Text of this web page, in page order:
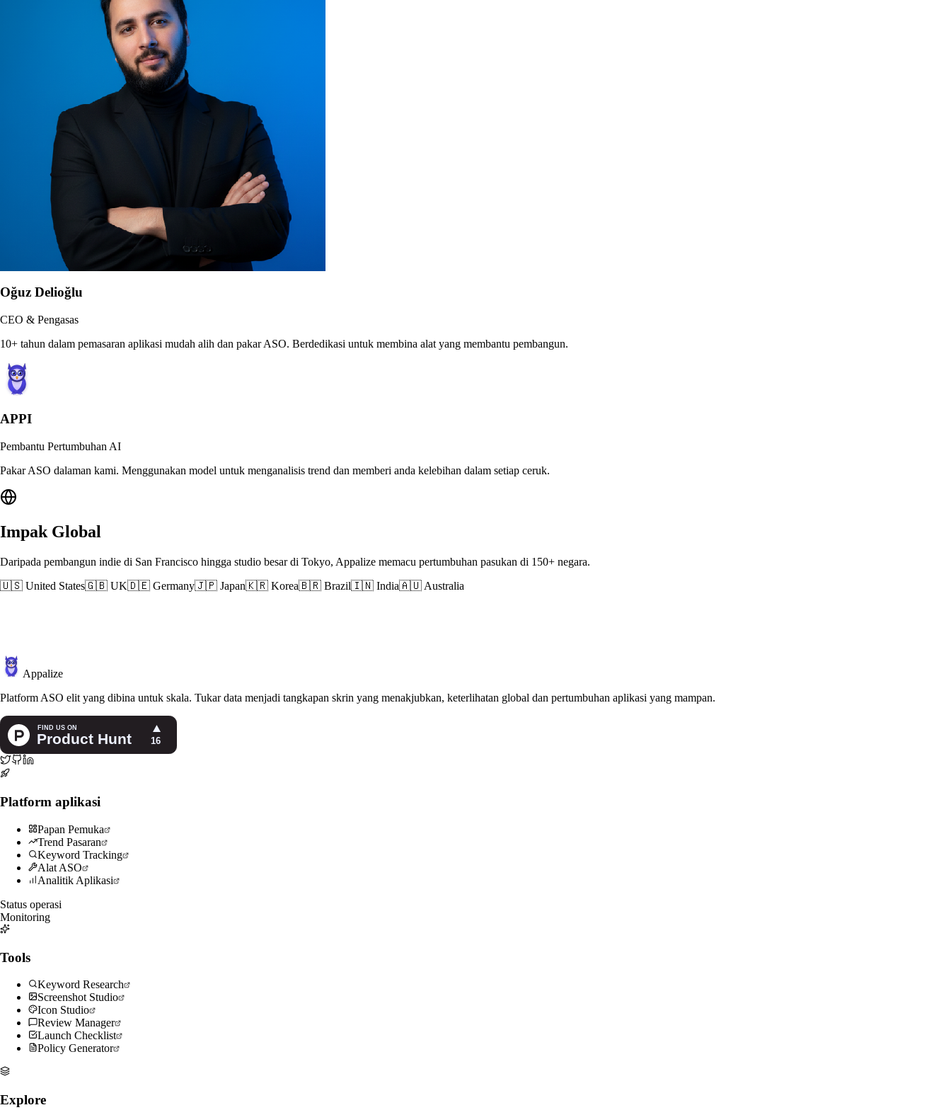
Oğuz Delioğlu
CEO & Pengasas
10+ tahun dalam pemasaran aplikasi mudah alih dan pakar ASO. Berdedikasi untuk membina alat yang membantu pembangun.
APPI
Pembantu Pertumbuhan AI
Pakar ASO dalaman kami. Menggunakan model untuk menganalisis trend dan memberi anda kelebihan dalam setiap ceruk.
Impak Global
Daripada pembangun indie di San Francisco hingga studio besar di Tokyo, Appalize memacu pertumbuhan pasukan di 150+ negara.
🇺🇸 United States🇬🇧 UK🇩🇪 Germany🇯🇵 Japan🇰🇷 Korea🇧🇷 Brazil🇮🇳 India🇦🇺 Australia
Appalize
Platform ASO elit yang dibina untuk skala. Tukar data menjadi tangkapan skrin yang menakjubkan, keterlihatan global dan pertumbuhan aplikasi yang mampan.
Platform aplikasi
Papan Pemuka
Trend Pasaran
Keyword Tracking
Alat ASO
Analitik Aplikasi
Status operasi
Monitoring
Tools
Keyword Research
Screenshot Studio
Icon Studio
Review Manager
Launch Checklist
Policy Generator
Explore